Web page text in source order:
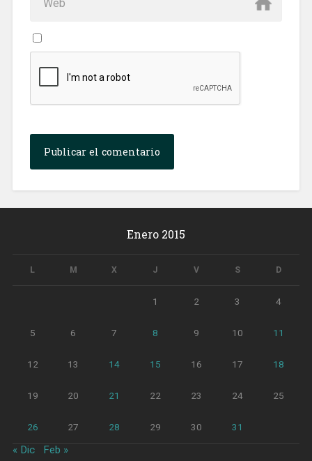
Enero 2015
L M X J V S D
1 2 3 4
5 6 7 8 9 10 11
12 13 14 15 16 17 18
19 20 21 22 23 24 25
26 27 28 29 30 31
« Dic Feb »